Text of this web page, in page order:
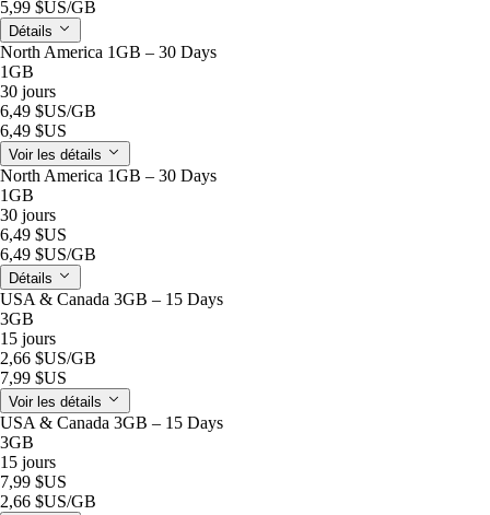
5,99 $US/GB
Détails
North America 1GB – 30 Days
1GB
30 jours
6,49 $US/GB
6,49 $US
Voir les détails
North America 1GB – 30 Days
1GB
30 jours
6,49 $US
6,49 $US/GB
Détails
USA & Canada 3GB – 15 Days
3GB
15 jours
2,66 $US/GB
7,99 $US
Voir les détails
USA & Canada 3GB – 15 Days
3GB
15 jours
7,99 $US
2,66 $US/GB